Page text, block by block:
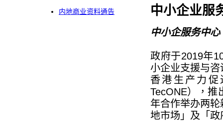
内地商业资料通告 中小企业服
中小企服务中
政府于2019年
小企业支援与
香港生产力
TecONE），推
年合作举办两
地市场」及「